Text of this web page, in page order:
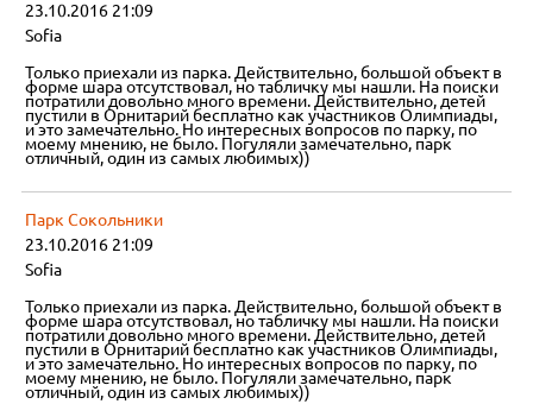
23.10.2016 21:09
Sofia
Только приехали из парка. Действительно, большой объект в
форме шара отсутствовал, но табличку мы нашли. На поиски
потратили довольно много времени. Действительно, детей
пустили в Орнитарий бесплатно как участников Олимпиады,
и это замечательно. Но интересных вопросов по парку, по
моему мнению, не было. Погуляли замечательно, парк
отличный, один из самых любимых))
Парк Сокольники
23.10.2016 21:09
Sofia
Только приехали из парка. Действительно, большой объект в
форме шара отсутствовал, но табличку мы нашли. На поиски
потратили довольно много времени. Действительно, детей
пустили в Орнитарий бесплатно как участников Олимпиады,
и это замечательно. Но интересных вопросов по парку, по
моему мнению, не было. Погуляли замечательно, парк
отличный, один из самых любимых))